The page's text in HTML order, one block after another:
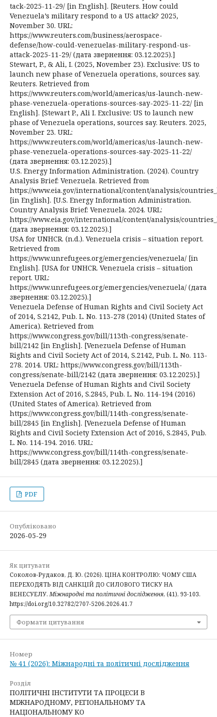
tack-2025-11-29/ [in English]. [Reuters. How could
Venezuela’s military respond to a US attack? 2025,
November 30. URL:
https://www.reuters.com/business/aerospace-
defense/how-could-venezuelas-military-respond-us-
attack-2025-11-29/ (дата звернення: 03.12.2025).]
Stewart, P., & Ali, I. (2025, November 23). Exclusive: US to
launch new phase of Venezuela operations, sources say.
Reuters. Retrieved from
https://www.reuters.com/world/americas/us-launch-new-
phase-venezuela-operations-sources-say-2025-11-22/ [in
English]. [Stewart P., Ali I. Exclusive: US to launch new
phase of Venezuela operations, sources say. Reuters. 2025,
November 23. URL:
https://www.reuters.com/world/americas/us-launch-new-
phase-venezuela-operations-sources-say-2025-11-22/
(дата звернення: 03.12.2025).]
U.S. Energy Information Administration. (2024). Country
Analysis Brief: Venezuela. Retrieved from
https://www.eia.gov/international/content/analysis/
[in English]. [U.S. Energy Information Administration.
Country Analysis Brief: Venezuela. 2024. URL:
https://www.eia.gov/international/content/analysis/
(дата звернення: 03.12.2025).]
USA for UNHCR. (n.d.). Venezuela crisis – situation report.
Retrieved from
https://www.unrefugees.org/emergencies/venezuela/ [in
English]. [USA for UNHCR. Venezuela crisis – situation
report. URL:
https://www.unrefugees.org/emergencies/venezuela/ (дата
звернення: 03.12.2025).]
Venezuela Defense of Human Rights and Civil Society Act
of 2014, S.2142, Pub. L. No. 113-278 (2014) (United States of
America). Retrieved from
https://www.congress.gov/bill/113th-congress/senate-
bill/2142 [in English]. [Venezuela Defense of Human
Rights and Civil Society Act of 2014, S.2142, Pub. L. No. 113-
278. 2014. URL: https://www.congress.gov/bill/113th-
congress/senate-bill/2142 (дата звернення: 03.12.2025).]
Venezuela Defense of Human Rights and Civil Society
Extension Act of 2016, S.2845, Pub. L. No. 114-194 (2016)
(United States of America). Retrieved from
https://www.congress.gov/bill/114th-congress/senate-
bill/2845 [in English]. [Venezuela Defense of Human
Rights and Civil Society Extension Act of 2016, S.2845, Pub.
L. No. 114-194. 2016. URL:
https://www.congress.gov/bill/114th-congress/senate-
bill/2845 (дата звернення: 03.12.2025).]
PDF
Опубліковано
2026-05-29
Як цитувати
Соколов-Рудаков, Д. Ю. (2026). ЦІНА КОНТРОЛЮ: ЧОМУ США
ПЕРЕХОДЯТЬ ВІД САНКЦІЙ ДО СИЛОВОГО ТИСКУ НА
ВЕНЕСУЕЛУ. Міжнародні та політичні дослідження, (41), 93-103.
https://doi.org/10.32782/2707-5206.2026.41.7
Формати цитування
Номер
№ 41 (2026): Міжнародні та політичні дослідження
Розділ
ПОЛІТИЧНІ ІНСТИТУТИ ТА ПРОЦЕСИ В
МІЖНАРОДНОМУ, РЕГІОНАЛЬНОМУ ТА
НАЦІОНАЛЬНОМУ КО